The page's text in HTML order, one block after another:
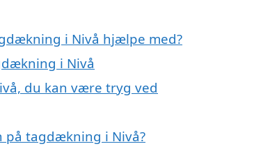
i Nivå hjælpe med?
i Nivå
du kan være tryg ved
på tagdækning i Nivå?